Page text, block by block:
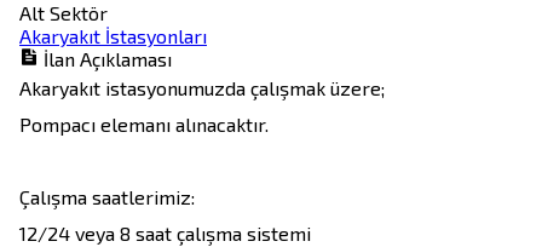
Alt Sektör
Akaryakıt İstasyonları
İlan Açıklaması
Akaryakıt istasyonumuzda çalışmak üzere;
Pompacı elemanı alınacaktır.
Çalışma saatlerimiz:
12/24 veya 8 saat çalışma sistemi